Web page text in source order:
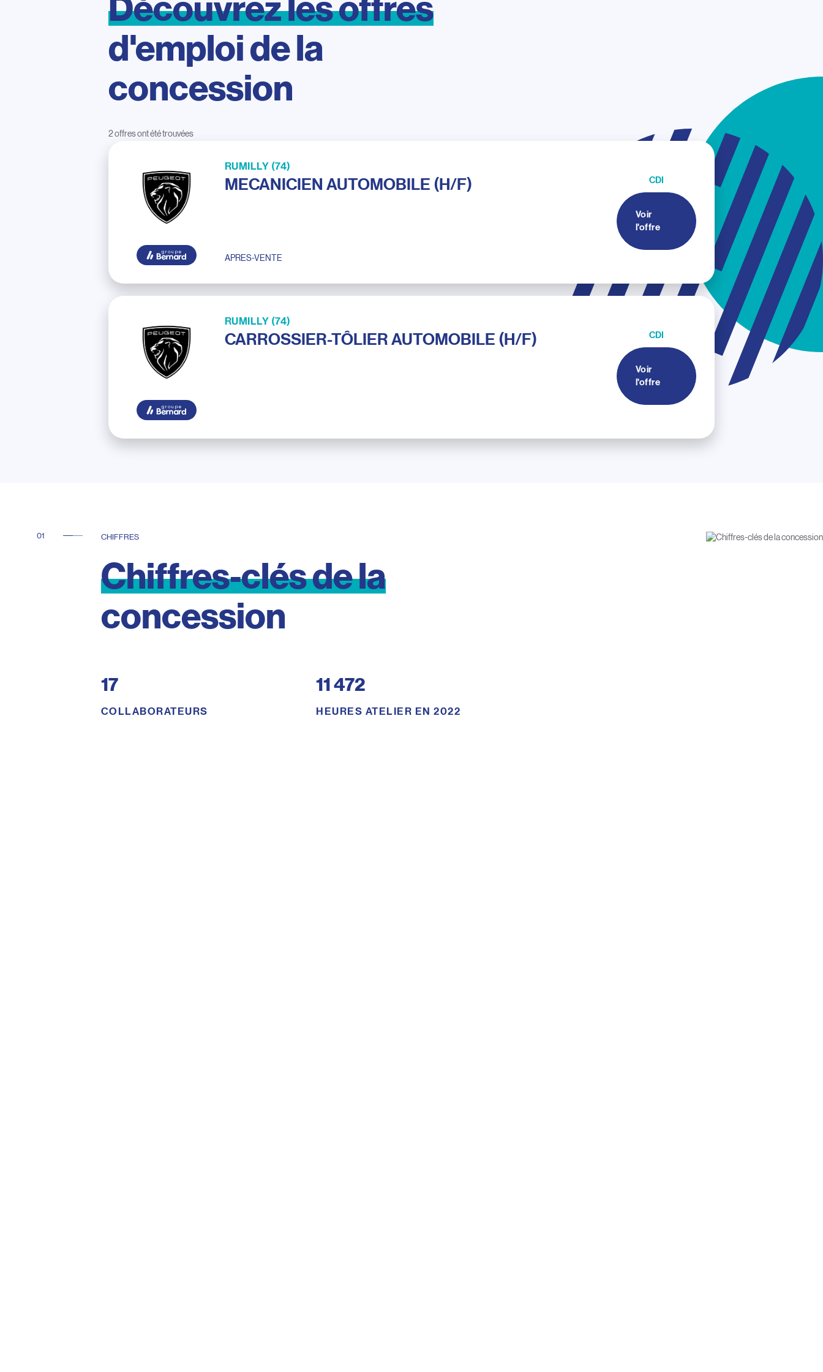
Découvrezlesoffres
d'emploi de la
concession
2 offres ont été trouvées
RUMILLY (74)
MECANICIEN AUTOMOBILE (H/F)
APRES-VENTE
CDI
Voir
l'offre
RUMILLY (74)
CARROSSIER-TÔLIER AUTOMOBILE (H/F) CDI
Voir
l'offre
CHIFFRES
Chiffres-clésdela
concession
17
COLLABORATEURS
11 472
HEURES ATELIER EN 2022